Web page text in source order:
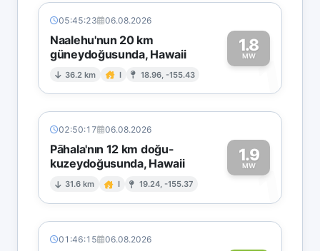
05:45:23 06.08.2026
Naalehu'nun 20 km
güneydoğusunda, Hawaii
36.2 km I 18.96, -155.43
1.8
MW1
02:50:17 06.08.2026
Pāhala'nın 12 km doğu-
kuzeydoğusunda, Hawaii
31.6 km I 19.24, -155.37
1.9
MW1
01:46:15 06.08.2026